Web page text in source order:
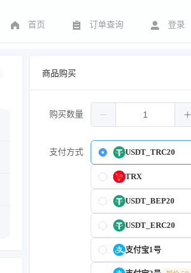
首页 订单查询 登录
商品购买
购买数量
支付方式 USDT_TRC20
TRX
USDT_BEP20
USDT_ERC20
支付宝1号